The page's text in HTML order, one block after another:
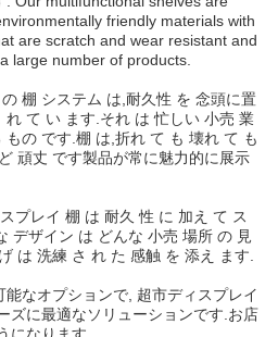
friendly materials with
are scratch and wear resistant and
large number of products.
棚 システム は,耐久性 を 念頭に置
れ て い ます.それ は 忙しい 小売 業
の です.棚 は,折れ て も 壊れ て も
頑丈 です製品が常に魅力的に展示
プレイ 棚 は 耐久 性 に 加え て ス
デザイン は どんな 小売 場所 の 見
は 洗練 さ れ た 感触 を 添え ます.
なオプションで, 超市ディスプレイ
ズに最適なソリューションです.お店